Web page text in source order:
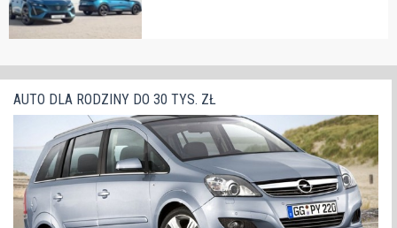
AUTO DLA RODZINY DO 30 TYS. ZŁ